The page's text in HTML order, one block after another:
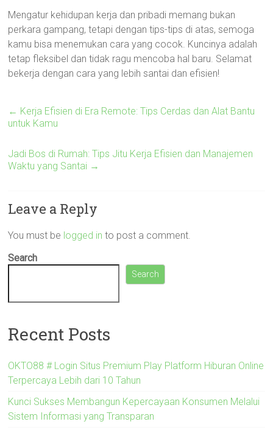
Mengatur kehidupan kerja dan pribadi memang bukan
perkara gampang, tetapi dengan tips-tips di atas, semoga
kamu bisa menemukan cara yang cocok. Kuncinya adalah
tetap fleksibel dan tidak ragu mencoba hal baru. Selamat
bekerja dengan cara yang lebih santai dan efisien!
← Kerja Efisien di Era Remote: Tips Cerdas dan Alat Bantu
untuk Kamu
Jadi Bos di Rumah: Tips Jitu Kerja Efisien dan Manajemen
Waktu yang Santai →
Leave a Reply
You must be logged in to post a comment.
Search
Search
Recent Posts
OKTO88 # Login Situs Premium Play Platform Hiburan Online
Terpercaya Lebih dari 10 Tahun
Kunci Sukses Membangun Kepercayaan Konsumen Melalui
Sistem Informasi yang Transparan